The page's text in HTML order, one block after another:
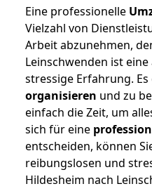
Eine professionelle
Vielzahl von
Arbeit abzunehmen,
Leinschwenden ist
stressige Erfahrung.
organisieren und zu
einfach die Zeit, um
sich für eine
entscheiden, können
reibungslosen und
Hildesheim nach